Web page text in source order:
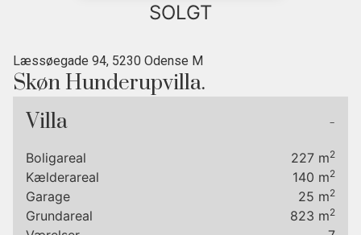
SOLGT
Læssøegade 94, 5230 Odense M
Skøn Hunderupvilla.
med arkitekttegnet tilbygning og den skønneste have. Villaen præsenterer
sig utrolig flot med hvide facademurer og sort tegltag. Til ejendommen hører
en garage opført i samme stil som huset. I 2010 gennemgik huset en større
Villa -
Boligareal 227 m2
Kælderareal 140 m2
Garage 25 m2
Grundareal 823 m2